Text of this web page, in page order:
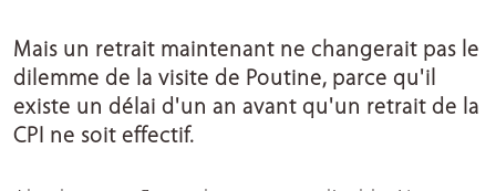
Mais un retrait maintenant ne changerait pas le
dilemme de la visite de Poutine, parce qu'il
existe un délai d'un an avant qu'un retrait de la
CPI ne soit effectif.